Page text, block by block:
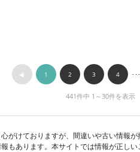
◀︎ 1 2 3 4 ･･･
441件中 1～30件を表示
がけておりますが、間違いや古い情報
もあります。本サイトでは情報が正し